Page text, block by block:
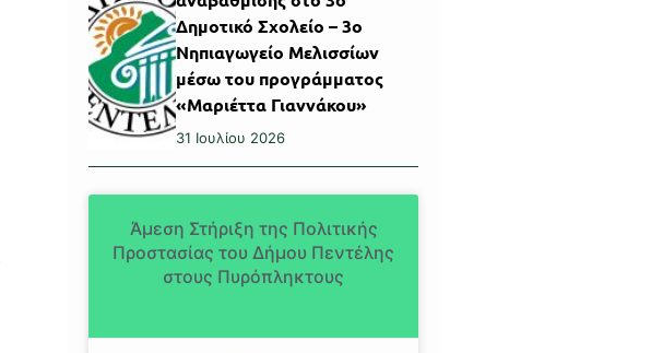
Δημοτικό Σχολείο – 3ο
Νηπιαγωγείο Μελισσίων
μέσω του προγράμματος
«Μαριέττα Γιαννάκου»
31 Ιουλίου 2026
Άμεση Στήριξη της Πολιτικής
Προστασίας του Δήμου Πεντέλης
στους Πυρόπληκτους